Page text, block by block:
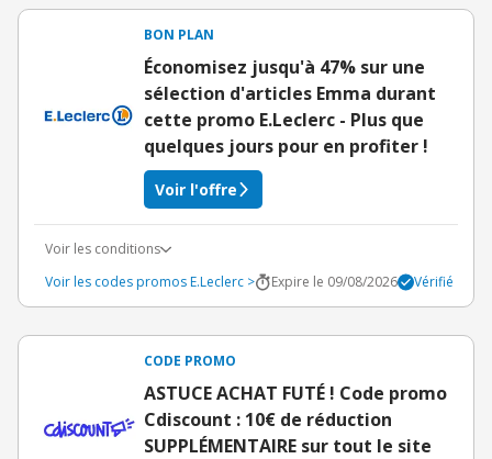
BON PLAN
Économisez jusqu'à 47% sur une
sélection d'articles Emma durant
cette promo E.Leclerc - Plus que
quelques jours pour en profiter !
Voir l'offre
Voir les conditions
Voir les codes promos E.Leclerc >
Expire le 09/08/2026 Vérifié
CODE PROMO
ASTUCE ACHAT FUTÉ ! Code promo
Cdiscount : 10€ de réduction
SUPPLÉMENTAIRE sur tout le site